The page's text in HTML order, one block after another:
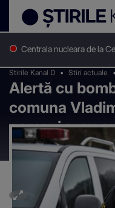
Centrala nucleara de la
Stirile Kanal D Stiri actuale
Alertă cu
comuna
oameni s-au
lăcașul de cult